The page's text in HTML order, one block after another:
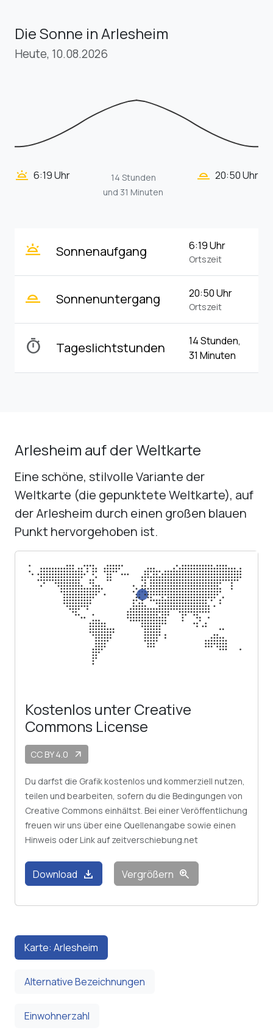
Die Sonne in Arlesheim
Heute, 10.08.2026
wb_twilight 6:19 Uhr
14 Stunden
und 31 Minuten
wb_twilight_2 20:50 Uhr
wb_twilight Sonnenaufgang 6:19 Uhr
Ortszeit
wb_twilight_2 Sonnenuntergang 20:50 Uhr
Ortszeit
timer Tageslichtstunden
14 Stunden,
31 Minuten
Arlesheim auf der Weltkarte
Eine schöne, stilvolle Variante der
Weltkarte (die gepunktete Weltkarte), auf
der Arlesheim durch einen großen blauen
Punkt hervorgehoben ist.
Kostenlos unter Creative
Commons License
CC BY 4.0 arrow_outward
Du darfst die Grafik kostenlos und kommerziell nutzen,
teilen und bearbeiten, sofern du die Bedingungen von
Creative Commons einhältst. Bei einer Veröffentlichung
freuen wir uns über eine Quellenangabe sowie einen
Hinweis oder Link auf zeitverschiebung.net
Download download Vergrößern zoom_in
Karte: Arlesheim
Alternative Bezeichnungen
Einwohnerzahl